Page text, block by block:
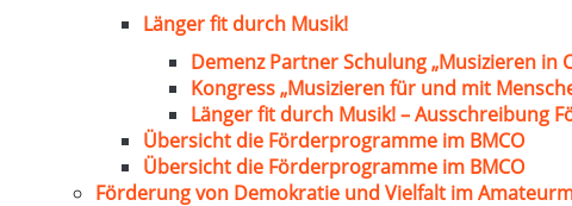
Länger fit durch Musik!
Demenz Partner Schulung „Musizieren
Kongress „Musizieren für und mit
Länger fit durch Musik! – Ausschreibung
Übersicht die Förderprogramme im BMCO
Übersicht die Förderprogramme im BMCO
Förderung von Demokratie und Vielfalt im